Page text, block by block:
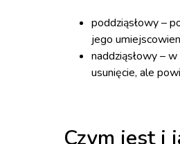
poddziąsłowy –
jego
naddziąsłowy –
usunięcie, ale
Czym jest i